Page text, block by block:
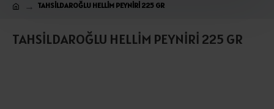
TAHSİLDAROĞLU HELLİM PEYNİRİ 225 GR
TAHSİLDAROĞLU HELLİM PEYNİRİ 225 GR